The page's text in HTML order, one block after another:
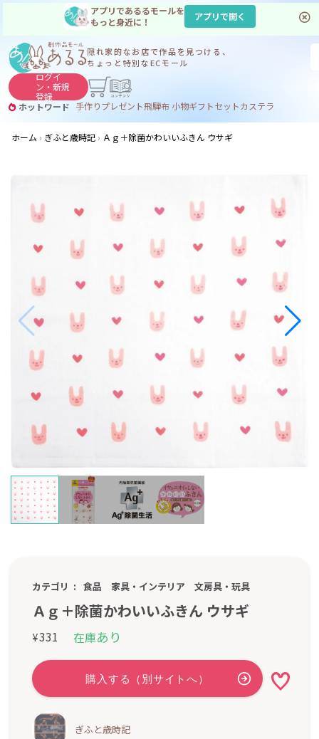
アプリであるるモールを
もっと身近に！
アプリで開く
隠れ家的なお店で作品を見つける、
ちょっと特別なECモール
ログイ
ン・新規
登録
ホットワード 手作りプレゼント飛騨布 小物ギフトセットカステラ
サヌカイト コーヒー
ジンギスカン
ホーム
ぎふと歳時記 Ａｇ＋除菌かわいいふきん ウサギ
カテゴリ 食品 家具・インテリア 文房具・玩具
Ａｇ＋除菌かわいいふきん ウサギ
¥331 在庫あり
ぎふと歳時記